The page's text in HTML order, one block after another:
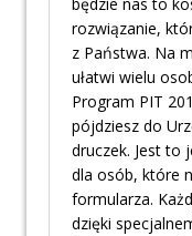
będzie nas to
rozwiązanie,
z Państwa. Na
ułatwi wielu
Program PIT
pójdziesz do
druczek. Jest to
dla osób, które
formularza.
dzięki